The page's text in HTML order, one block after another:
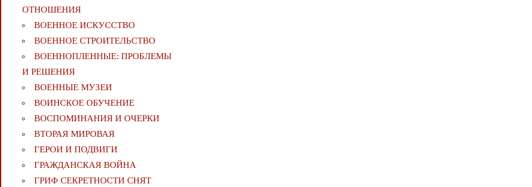
ОТНОШЕНИЯ
ВОЕННОЕ ИСКУССТВО
ВОЕННОЕ СТРОИТЕЛЬСТВО
ВОЕННОПЛЕННЫЕ: ПРОБЛЕМЫ
И РЕШЕНИЯ
ВОЕННЫЕ МУЗЕИ
ВОИНСКОЕ ОБУЧЕНИЕ
ВОСПОМИНАНИЯ И ОЧЕРКИ
ВТОРАЯ МИРОВАЯ
ГЕРОИ И ПОДВИГИ
ГРАЖДАНСКАЯ ВОЙНА
ГРИФ СЕКРЕТНОСТИ СНЯТ